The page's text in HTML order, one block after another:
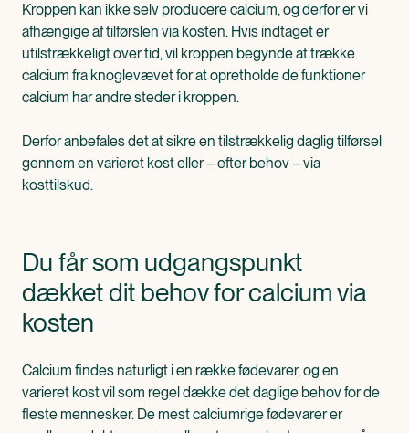
Kroppen kan ikke selv producere calcium, og derfor er vi
afhængige af tilførslen via kosten. Hvis indtaget er
utilstrækkeligt over tid, vil kroppen begynde at trække
calcium fra knoglevævet for at opretholde de funktioner
calcium har andre steder i kroppen.
Derfor anbefales det at sikre en tilstrækkelig daglig tilførsel
gennem en varieret kost eller – efter behov – via
kosttilskud.
Du får som udgangspunkt
dækket dit behov for calcium via
kosten
Calcium findes naturligt i en række fødevarer, og en
varieret kost vil som regel dække det daglige behov for de
fleste mennesker. De mest calciumrige fødevarer er